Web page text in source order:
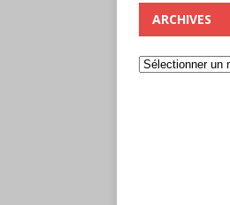
ARCHIVES